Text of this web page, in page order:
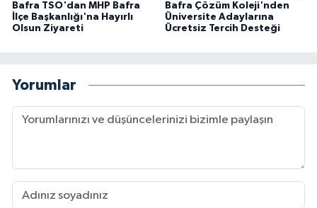
Bafra TSO'dan MHP Bafra
İlçe Başkanlığı'na Hayırlı
Olsun Ziyareti
Bafra Çözüm Koleji'nden
Üniversite Adaylarına
Ücretsiz Tercih Desteği
Yorumlar